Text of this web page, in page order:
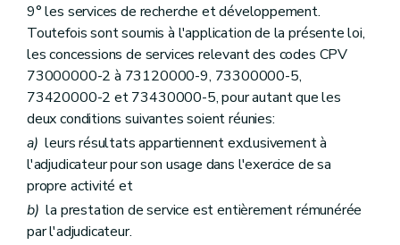
9° les services de recherche et développement.
Toutefois sont soumis à l'application de la présente loi,
les concessions de services relevant des codes CPV
73000000-2 à 73120000-9, 73300000-5,
73420000-2 et 73430000-5, pour autant que les
deux conditions suivantes soient réunies:
a) leurs résultats appartiennent exclusivement à
l'adjudicateur pour son usage dans l'exercice de sa
propre activité et
b) la prestation de service est entièrement rémunérée
par l'adjudicateur.